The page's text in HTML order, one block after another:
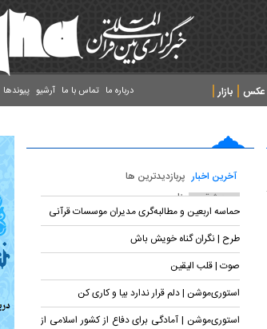
عکس
بازار
پیوندها آرشیو تماس با ما درباره ما
آخرین اخبار پربازدیدترین ها
پربحث ترین عناوین
حماسه اربعین و مطالبه‌گری مدیران موسسات قرآنی
طرح | نگران گناه خویش باش
صوت | قلب الیقین
استوری‌موشن | دلم قرار ندارد بیا و کاری کن
استوری‌موشن | آمادگی برای دفاع از کشور اسلامی از